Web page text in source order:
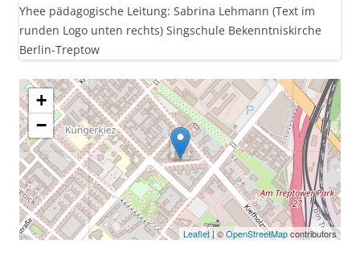
+
−
Leaflet| ©OpenStreetMapcontributors